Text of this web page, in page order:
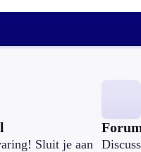
Sluit je aan